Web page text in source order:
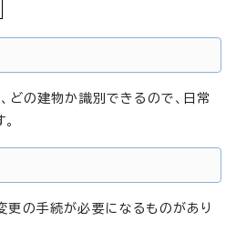
どの建物か識別できるので、日常
更の手続が必要になるものがあり